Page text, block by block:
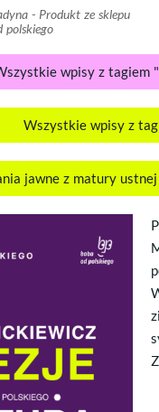
- Produkt ze sklepu
polskiego
wpisy z tagiem
Wszystkie wpisy z
jawne z matury